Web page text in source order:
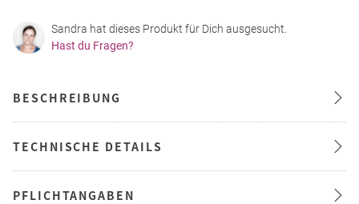
Sandra hat dieses Produkt für Dich ausgesucht.
Hast du Fragen?
BESCHREIBUNG
TECHNISCHE DETAILS
PFLICHTANGABEN